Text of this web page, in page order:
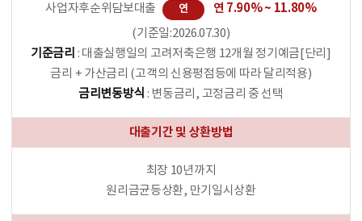
사업자후순위담보대출 연 연 7.90% ~ 11.80%
(기준일:2026.07.30)
기준금리 : 대출실행일의 고려저축은행 12개월 정기예금[단리]
금리 + 가산금리 (고객의 신용평점등에 따라 달리적용)
금리변동방식 : 변동금리, 고정금리 중 선택
대출기간 및 상환방법
최장 10년까지
원리금균등상환, 만기일시상환